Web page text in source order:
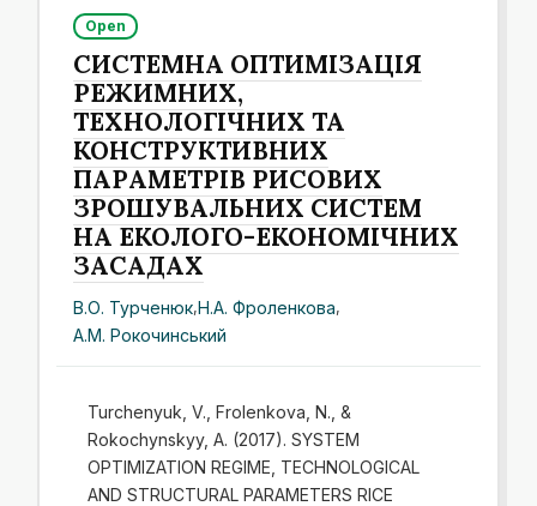
Open
СИСТЕМНА ОПТИМІЗАЦІЯ
РЕЖИМНИХ,
ТЕХНОЛОГІЧНИХ ТА
КОНСТРУКТИВНИХ
ПАРАМЕТРІВ РИСОВИХ
ЗРОШУВАЛЬНИХ СИСТЕМ
НА ЕКОЛОГО-ЕКОНОМІЧНИХ
ЗАСАДАХ
В.О. Турченюк,Н.А. Фроленкова,
А.М. Рокочинський
Turchenyuk, V., Frolenkova, N., &
Rokochynskyy, A. (2017). SYSTEM
OPTIMIZATION REGIME, TECHNOLOGICAL
AND STRUCTURAL PARAMETERS RICE